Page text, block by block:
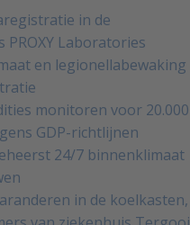
in de
Laboratories
en legionellabewaking
monitoren voor 20.000
GDP-richtlijnen
24/7 binnenklimaat
in de koelkasten,